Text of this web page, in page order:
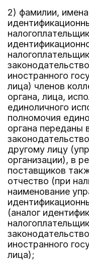
2) фамилии,
иностранного
лица) членов
органа, лица,
единоличного
полномочия
органа переданы
другому лицу
организации), в
поставщиков
отчество (при
наименование
(аналог
иностранного
лица);